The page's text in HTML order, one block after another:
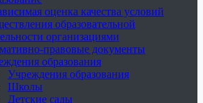
оценка качества условий
образовательной
организациями
правовые документы
образования
Учреждения образования
Школы
Детские сады